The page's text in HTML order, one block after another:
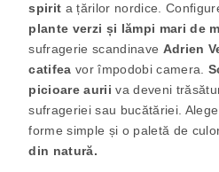
spirit a țărilor nordice.
plante verzi și lămpi mari de
sufragerie scandinave Adrien
catifea vor împodobi camera.
picioare aurii va deveni
sufrageriei sau bucătăriei.
forme simple și o paletă de
din natură.